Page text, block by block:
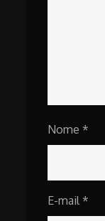
Nome *
E-mail *